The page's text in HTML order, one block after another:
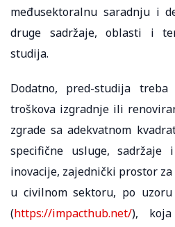
međusektoralnu saradnju i
druge sadržaje, oblasti i
studija.
Dodatno, pred-studija
troškova izgradnje ili
zgrade sa adekvatnom
specifične usluge,
inovacije, zajednički prostor
u civilnom sektoru, po
(https://impacthub.net/),